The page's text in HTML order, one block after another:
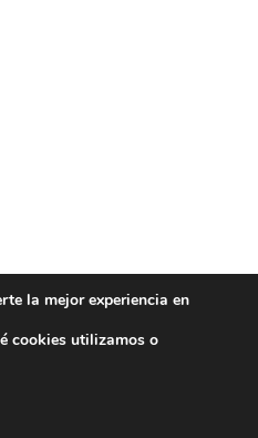
la mejor experiencia en
cookies utilizamos o